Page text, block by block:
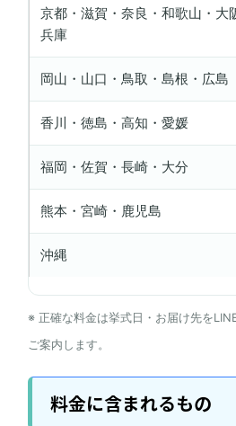
京都・滋賀・奈良・和歌山・大
兵庫
岡山・山口・鳥取・島根・広島
香川・徳島・高知・愛媛
福岡・佐賀・長崎・大分
熊本・宮崎・鹿児島
沖縄
※ 正確な料金は挙式日・お届け先を
ご案内します。
料金に含まれるもの